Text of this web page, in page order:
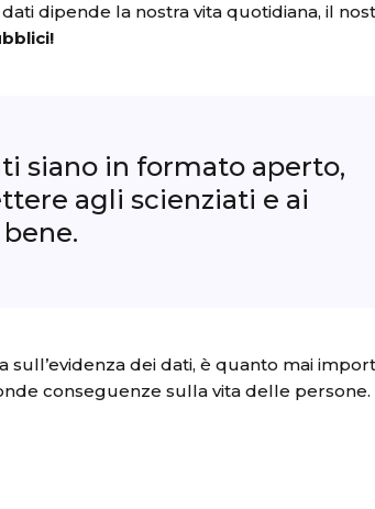
dipende la nostra vita quotidiana, il
siano in formato aperto,
agli scienziati e ai
dei dati, è quanto mai
conseguenze sulla vita delle persone.